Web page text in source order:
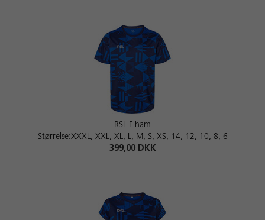
RSL Elham
Størrelse:XXXL, XXL, XL, L, M, S, XS, 14, 12, 10, 8, 6
399,00 DKK